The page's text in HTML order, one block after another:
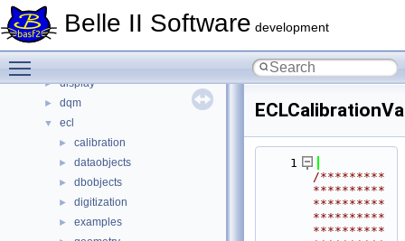
Belle II Software development
►
► cdc
►
► display
► dqm
▼ ecl
► calibration
► dataobjects
► dbobjects
► digitization
► examples
    1
/*********
**********
**********
**********
**********